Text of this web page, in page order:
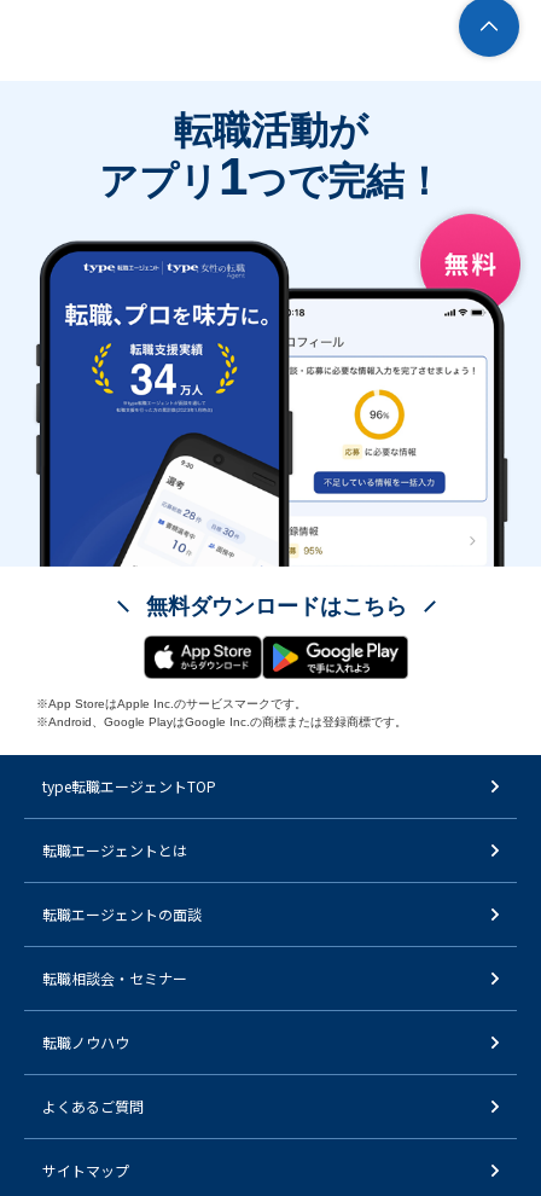
転職活動が
アプリ 1つで完結！
無料ダウンロードはこちら
※App StoreはApple Inc.のサービスマークです。
※Android、Google PlayはGoogle Inc.の商標または登録商標です。
type転職エージェントTOP
転職エージェントとは
転職エージェントの面談
転職相談会・セミナー
転職ノウハウ
よくあるご質問
サイトマップ